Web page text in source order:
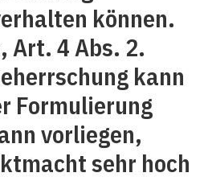
können.
Art. 4 Abs. 2.
kann
Formulierung
vorliegen,
sehr hoch